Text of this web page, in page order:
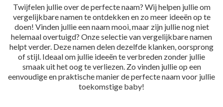
Twijfelen jullie over de perfecte naam? Wij helpen jullie om
vergelijkbare namen te ontdekken en zo meer ideeën op te
doen! Vinden jullie een naam mooi, maar zijn jullie nog niet
helemaal overtuigd? Onze selectie van vergelijkbare namen
helpt verder. Deze namen delen dezelfde klanken, oorsprong
of stijl. Ideaal om jullie ideeën te verbreden zonder jullie
smaak uit het oog te verliezen. Zo vinden jullie op een
eenvoudige en praktische manier de perfecte naam voor jullie
toekomstige baby!